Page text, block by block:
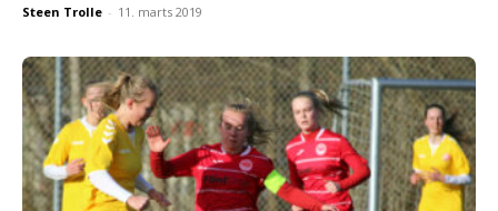
Steen Trolle - 11. marts 2019